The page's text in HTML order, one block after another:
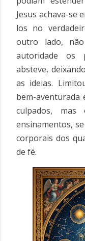
Jesus achava-se
los no
outro lado,
autoridade os
absteve,
as ideias.
bem-aventurada
culpados,
ensinamentos,
corporais dos
de fé.